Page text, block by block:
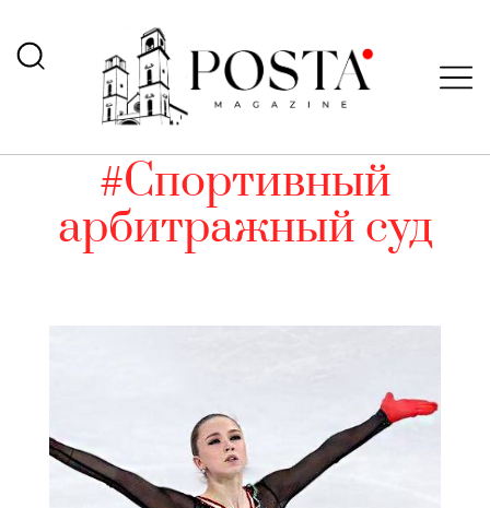
#Спортивный
арбитражный суд